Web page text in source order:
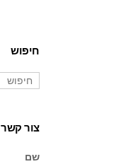
חיפוש
צור קשר
שם